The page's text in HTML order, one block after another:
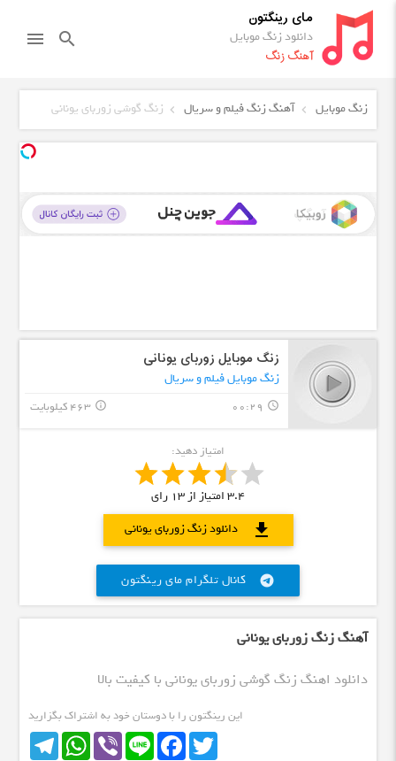
مای رینگتون
دانلود زنگ موبایل
آهنگ زنگ
search
menu
زنگ موبایل آهنگ زنگ فیلم و سریال زنگ گوشی زوربای یونانی
زنگ موبایل زوربای یونانی
زنگ موبایل فیلم و سریال
query_builder
00:29 463 کیلوبایت info_outline
امتیاز دهید:
3.4امتیاز از13 رای
دانلود زنگ زوربای یونانی
download
کانال تلگرام مای رینگتون telegram
آهنگ زنگ زوربای یونانی
دانلود اهنگ زنگ گوشی زوربای یونانی با کیفیت بالا
این رینگتون را با دوستان خود به اشتراک بگزارید
TelegramWhatsApp Viber Line
FacebookTwitter